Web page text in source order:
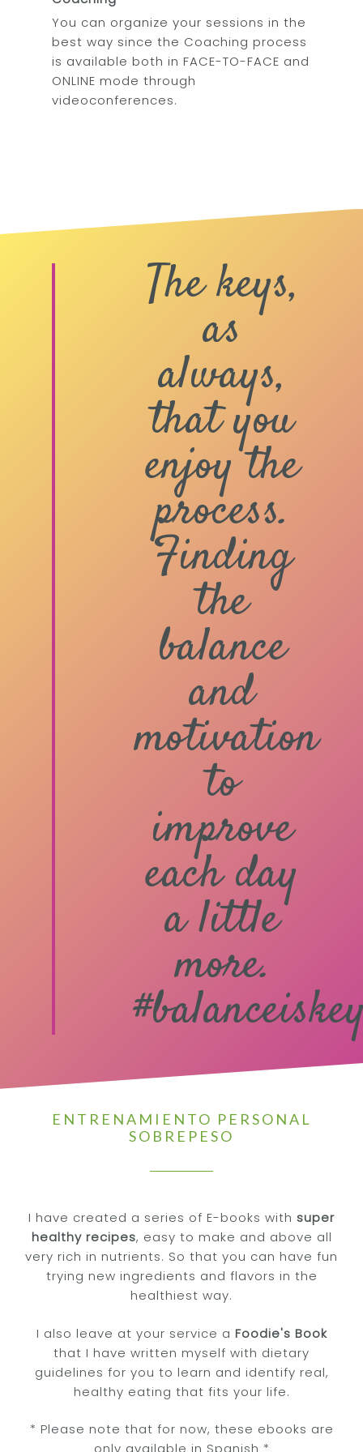
You can organize your sessions in the
best way since the Coaching process
is available both in FACE-TO-FACE and
ONLINE mode through
videoconferences.
The keys,
as
always,
that you
enjoy the
process.
Finding
the
balance
and
motivation
to
improve
each day
a little
more.
ENTRENAMIENTO PERSONAL
SOBREPESO
I have created a series of E-books with super
healthy recipes, easy to make and above all
very rich in nutrients. So that you can have fun
trying new ingredients and flavors in the
healthiest way.
I also leave at your service a Foodie's Book
that I have written myself with dietary
guidelines for you to learn and identify real,
healthy eating that fits your life.
* Please note that for now, these ebooks are
only available in Spanish *
Home